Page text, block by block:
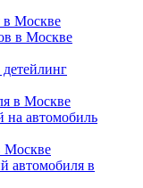
в Москве
в Москве
в Москве
на автомобиль
Москве
автомобиля в